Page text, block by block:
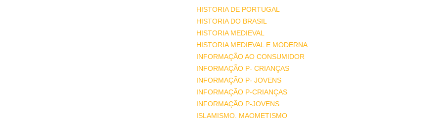
HISTORIA DE PORTUGAL
HISTORIA DO BRASIL
HISTORIA MEDIEVAL
HISTORIA MEDIEVAL E MODERNA
INFORMAÇÃO AO CONSUMIDOR
INFORMAÇÃO P- CRIANÇAS
INFORMAÇÃO P- JOVENS
INFORMAÇÃO P-CRIANÇAS
INFORMAÇÃO P-JOVENS
ISLAMISMO. MAOMETISMO